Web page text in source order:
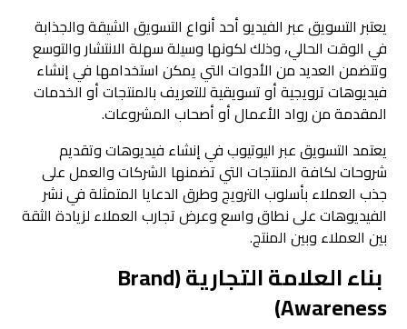
يعتبر التسويق عبر الفيديو أحد أنواع التسويق الشيقة والجذابة
في الوقت الحالي، وذلك لكونها وسيلة سهلة الانتشار والتوسع
وتتضمن العديد من الأدوات التي يمكن استخدامها في إنشاء
فيديوهات ترويجية أو تسويقية للتعريف بالمنتجات أو الخدمات
المقدمة من رواد الأعمال أو أصحاب المشروعات.
يعتمد التسويق عبر اليوتيوب في إنشاء فيديوهات وتقديم
شروحات لكافة المنتجات التي تضمنها الشركات والعمل على
جذب العملاء بأسلوب الترويج وطرق الدعايا المتمثلة في نشر
الفيديوهات على نطاق واسع وعرض تجارب العملاء لزيادة الثقة
بين العملاء وبين المنتج.
بناء العلامة التجارية (Brand
Awareness)